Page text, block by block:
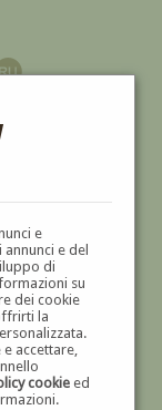
e
e del
di
su
dei cookie
la
accettare,
cookieed
'900